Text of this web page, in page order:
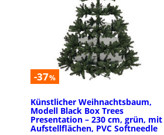
-37%
Künstlicher Weihnachtsbaum,
Modell Black Box Trees
Presentation – 230 cm, grün, mit
Aufstellflächen, PVC Softneedle